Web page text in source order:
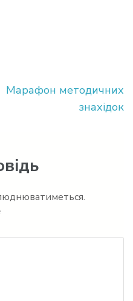
Марафон методичних
знахідок